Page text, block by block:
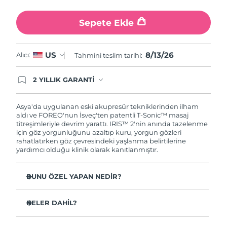
Sepete Ekle
Alıcı: US Tahmini teslim tarihi: 8/13/26
2 YILLIK GARANTİ
korunmaktadır. Cihazınızla ilgili herhangi bir
şikayet, arıza durumunda Garanti Belgesinde yer
alan servisimize ve merkez ofis adresimize
ürününüzü teslim edebilirsiniz. Ürününüzle
alakalı sorun tespit edildiğinde yeni bir ürünle
değişimi sağlanmakta ve adresinize
Asya'da uygulanan eski akupresür tekniklerinden ilham
aldı ve FOREO'nun İsveç'ten patentli T-Sonic™ masaj
titreşimleriyle devrim yarattı. IRIS™ 2'nin anında tazelenme
için göz yorgunluğunu azaltıp kuru, yorgun gözleri
rahatlatırken göz çevresindeki yaşlanma belirtilerine
yardımcı olduğu klinik olarak kanıtlanmıştır.
BUNU ÖZEL YAPAN NEDİR?
oftalmolog onaylıdır.
Göz altı torbalarını azaltmada 3,5 kat daha etkili*
NELER DAHİL?
Türkiye
Birleşik Arap
Emirlikleri
Birleşik Krallık Tahmini teslim tarihi8/12/26
Amerika Birleşik
Devletleri
Tahmini teslim tarihi8/13/26
Özbekistan Tahmini teslim tarihi8/17/26
Vietnam Tahmini teslim tarihi